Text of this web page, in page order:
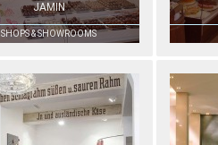
JAMIN
SHOPS & SHOWROOMS